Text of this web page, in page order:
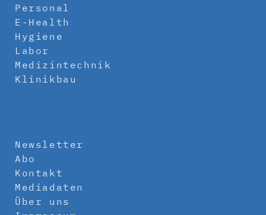
Personal
E-Health
Hygiene
Labor
Medizintechnik
Klinikbau
Newsletter
Abo
Kontakt
Mediadaten
Über uns